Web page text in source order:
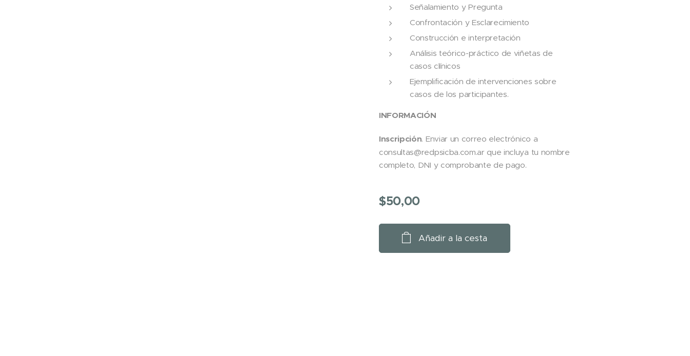
Señalamiento y Pregunta
Confrontación y Esclarecimiento
Construcción e interpretación
Análisis teórico-práctico de viñetas de
casos clínicos
Ejemplificación de intervenciones sobre
casos de los participantes.
INFORMACIÓN
Inscripción. Enviar un correo electrónico a
consultas@redpsicba.com.ar que incluya tu nombre
completo, DNI y comprobante de pago.
$50,00
Añadir a la cesta